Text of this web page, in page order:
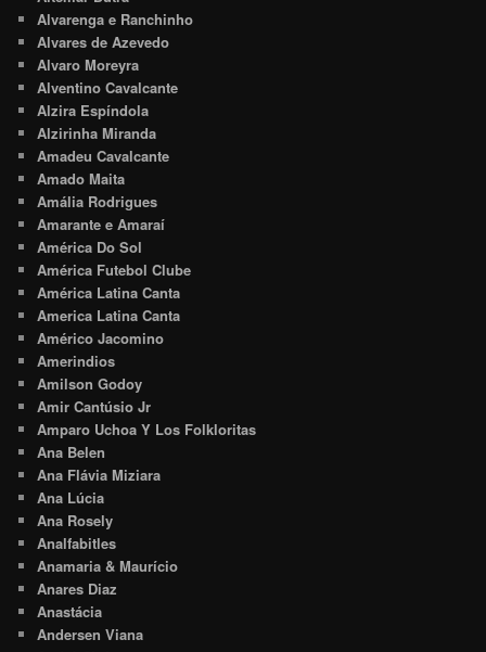
Alvarenga e Ranchinho
Alvares de Azevedo
Alvaro Moreyra
Alventino Cavalcante
Alzira Espíndola
Alzirinha Miranda
Amadeu Cavalcante
Amado Maita
Amália Rodrigues
Amarante e Amaraí
América Do Sol
América Futebol Clube
América Latina Canta
America Latina Canta
Américo Jacomino
Amerindios
Amilson Godoy
Amir Cantúsio Jr
Amparo Uchoa Y Los Folkloritas
Ana Belen
Ana Flávia Miziara
Ana Lúcia
Ana Rosely
Analfabitles
Anamaria & Maurício
Anares Diaz
Anastácia
Andersen Viana